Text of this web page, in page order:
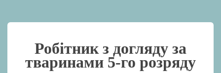
Робітник з догляду за
тваринами 5-го розряду